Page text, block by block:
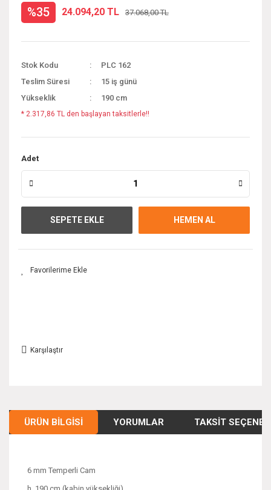
%35 24.094,20 TL 37.068,00 TL
Stok Kodu
PLC 162
Teslim Süresi
15 iş günü
Yükseklik
190 cm
* 2.317,86 TL den başlayan taksitlerle!!
Adet
SEPETE EKLE HEMEN AL
Karşılaştır
ÜRÜN BILGISI YORUMLAR TAKSIT
6 mm Temperli Cam